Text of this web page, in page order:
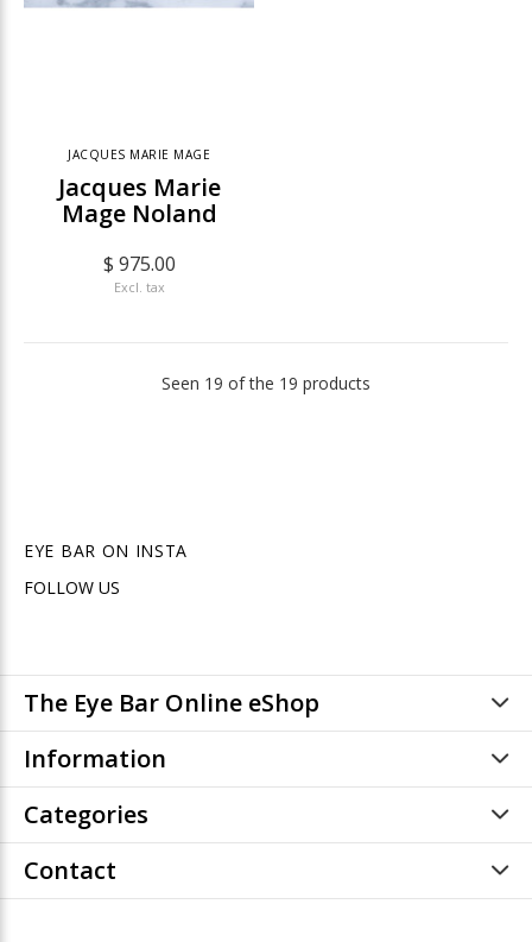
JACQUES MARIE MAGE
Jacques Marie
Mage Noland
$ 975.00
Excl. tax
Seen 19 of the 19 products
EYE BAR ON INSTA
FOLLOW US
The Eye Bar Online eShop
Information
Categories
Contact